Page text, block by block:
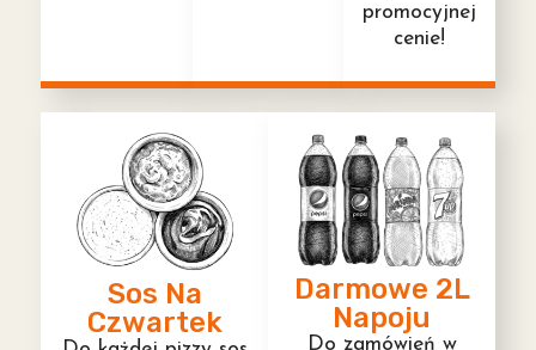
promocyjnej
cenie!
Sos Na
Czwartek
Darmowe 2L
Napoju
Do zamówień w